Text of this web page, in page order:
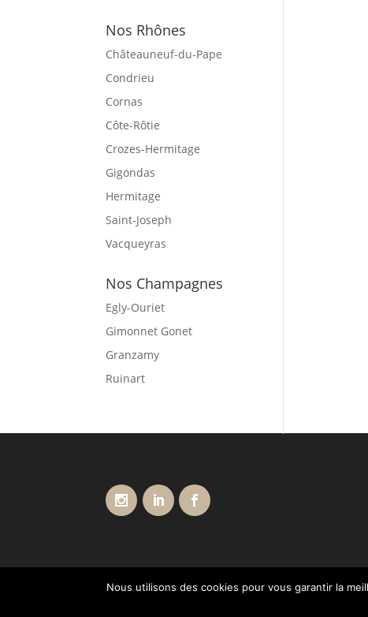
Nos Rhônes
Châteauneuf-du-Pape
Condrieu
Cornas
Côte-Rôtie
Crozes-Hermitage
Gigondas
Hermitage
Saint-Joseph
Vacqueyras
Nos Champagnes
Egly-Ouriet
Gimonnet Gonet
Granzamy
Ruinart
Conditions générales de vente Livraisons
Nous utilisons des cookies pour vous garantir la